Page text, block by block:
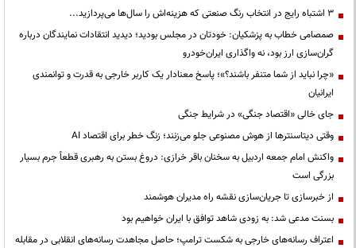
3 اشتباه رایج در انتخاب رنگ صنعتی که هزینه‌اش را سال‌ها می‌پردازید...
صمصامی خطاب به پزشکیان: خودتان در مجلس بودید؛ دیدید انتقادات نمایندگان درباره
گران‌سازی ارز بود، نه واگذاری ایران‌خودرو
«چرا نباید از شما متنفر باشند؟»؛ پاسخ معنادار یک کاربر خارجی به قدرت و توانمندی
ایرانیان
جای خالی «اقتصاد جنگی» در شرایط جنگی
وقتی دیتاسنترها از هوش مصنوعی جلو می‌زنند؛ زنگ خطر برای اقتصاد AI
واکنش امام جمعه اردبیل به سخنان باقر خرازی: دروغ بستن به رهبری قطعاً جرم بسیار
بزرگی است
از خبرسازی تا جریان‌سازی نقشه راه مدیران هوشمند
بسنت مدعی شد: به زودی شاهد توافق با ایران خواهیم بود
اعتراف رسانه‌های خارجی به شکست ترامپ؛ حاصل مجاهدت رسانه‌های انقلابی در مقابله